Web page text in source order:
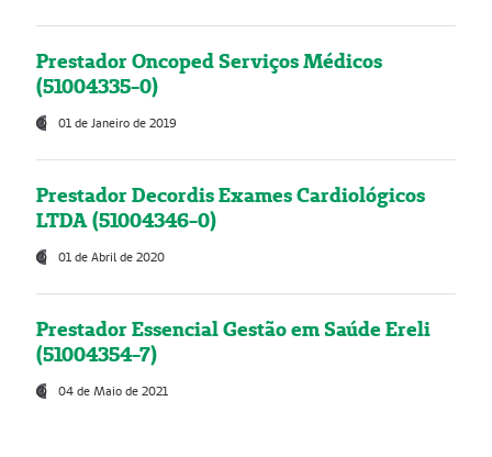
Prestador Oncoped Serviços Médicos
(51004335-0)
01 de Janeiro de 2019
Prestador Decordis Exames Cardiológicos
LTDA (51004346-0)
01 de Abril de 2020
Prestador Essencial Gestão em Saúde Ereli
(51004354-7)
04 de Maio de 2021